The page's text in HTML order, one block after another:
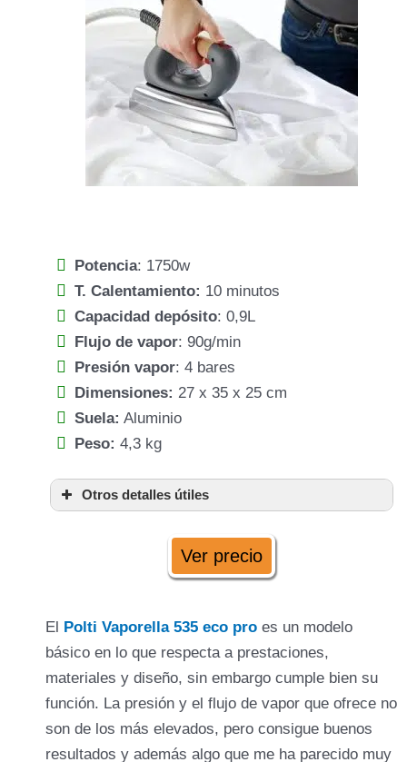
Potencia: 1750w
T. Calentamiento: 10 minutos
Capacidad depósito: 0,9L
Flujo de vapor: 90g/min
Presión vapor: 4 bares
Dimensiones: 27 x 35 x 25 cm
Suela: Aluminio
Peso: 4,3 kg
Otros detalles útiles
tapón de seguridad
empuñadura corcho
indicadores de luz
Ver precio
El Polti Vaporella 535 eco pro es un modelo
básico en lo que respecta a prestaciones,
materiales y diseño, sin embargo cumple bien su
función. La presión y el flujo de vapor que ofrece no
son de los más elevados, pero consigue buenos
resultados y además algo que me ha parecido muy